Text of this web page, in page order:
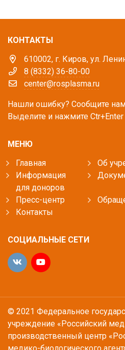
КОНТАКТЫ
610002, г. Киров, ул.
8 (8332) 36-80-00
center@rosplasma.ru
Нашли ошибку? Сообщите
Выделите и нажмите Ctr+Enter
МЕНЮ
Главная
Об
Информация
для доноров
Пресс-центр
Контакты
СОЦИАЛЬНЫЕ СЕТИ
© 2021 Федеральное
учреждение «Российский
производственный центр
медико-биологического